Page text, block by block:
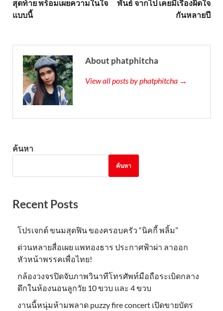
สุดท้าย พร้อมเผยความในใจ
แบบนี้
พันธ์ จากไป เคยมีเรื่องผิดใจ
กันหลายปี
About phatphitcha
View all posts by phatphitcha →
ค้นหา
ค้นหา
Recent Posts
โปรเจกต์ ขนมสุดฟิน ของครอบครัว “นิคกี้ พลิ้ม”
ด่วนหลายสื่อเผย แพทองธาร ประกาศฟ้าผ่า ลาออก
หัวหน้าพรรคเพื่อไทย!
กล้องวงจรปิดจับภาพวินาทีโทรศัพท์มือถือระเบิดกลาง
ดึกในห้องนอนลูกวัย 10 ขวบ และ 4 ขวบ
งานนี้หนุ่มห้ามพลาด puzzy fire concert เปิดขายบัตร